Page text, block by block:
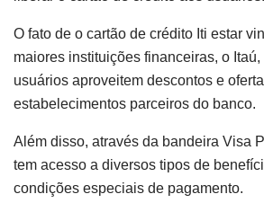
O fato de o cartão de crédito Iti estar
maiores instituições financeiras, o
usuários aproveitem descontos e
estabelecimentos parceiros do banco.
Além disso, através da bandeira Visa
tem acesso a diversos tipos de
condições especiais de pagamento.